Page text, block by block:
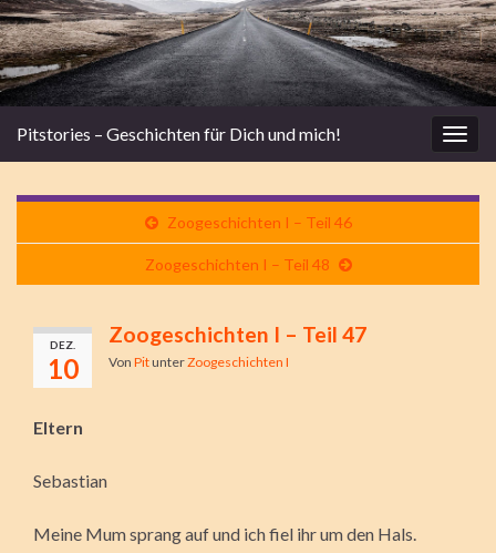
Pitstories – Geschichten für Dich und mich!
Zoogeschichten I – Teil 46
Zoogeschichten I – Teil 48
DEZ.
10
Zoogeschichten I – Teil 47
Von PitunterZoogeschichten I
Eltern
Sebastian
Meine Mum sprang auf und ich fiel ihr um den Hals.